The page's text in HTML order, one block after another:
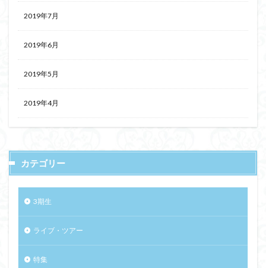
2019年7月
2019年6月
2019年5月
2019年4月
カテゴリー
3期生
ライブ・ツアー
特集